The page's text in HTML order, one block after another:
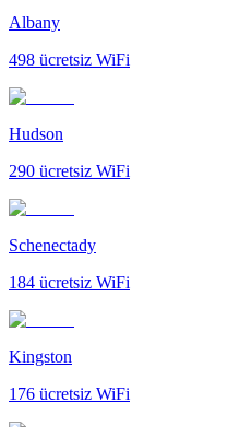
Albany
498 ücretsiz WiFi
Hudson
290 ücretsiz WiFi
Schenectady
184 ücretsiz WiFi
Kingston
176 ücretsiz WiFi